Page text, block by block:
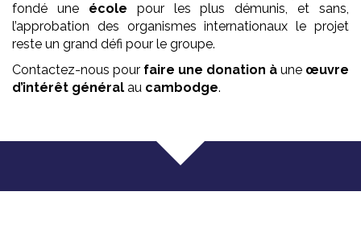
fondé une école pour les plus démunis, et sans,
l’approbation des organismes internationaux le projet
reste un grand défi pour le groupe.
Contactez-nous pour faire une donation à une œuvre
d’intérêt général au cambodge.